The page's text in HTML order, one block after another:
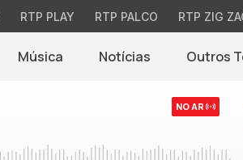
RTP PLAY RTP PALCO RTP ZIG
Música Notícias(abre em nova
Outros
NO AR